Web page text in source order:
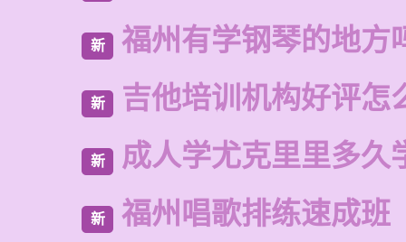
新 福州有学钢琴的地方
新 吉他培训机构好评怎
新 成人学尤克里里多久
新 福州唱歌排练速成班